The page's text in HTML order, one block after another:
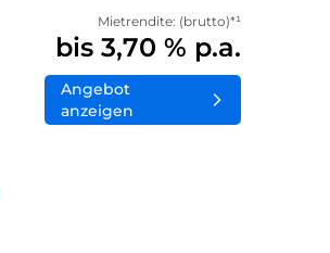
Mietrendite: (brutto)*¹
bis 3,70 % p.a.
Angebot
anzeigen